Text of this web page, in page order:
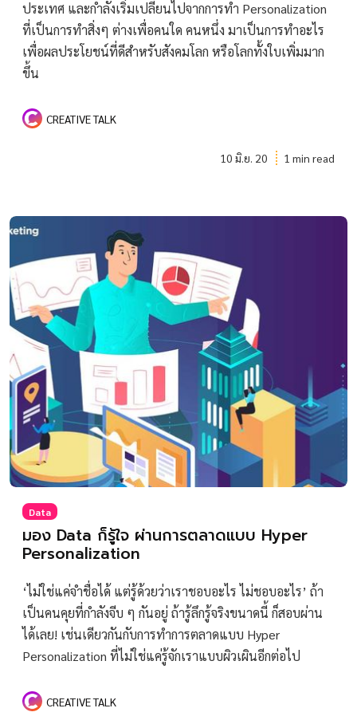
ประเทศ และกำลังเริ่มเปลี่ยนไปจากการทำ Personalization
ที่เป็นการทำสิ่งๆ ต่างเพื่อคนใด คนหนึ่ง มาเป็นการทำอะไร
เพื่อผลประโยชน์ที่ดีสำหรับสังคมโลก หรือโลกทั้งใบเพิ่มมาก
ขึ้น
CREATIVE TALK
10 มิ.ย. 20 1 min read
Data
มอง Data ก็รู้ใจ ผ่านการตลาดแบบ Hyper
Personalization
‘ไม่ใช่แค่จำชื่อได้ แต่รู้ด้วยว่าเราชอบอะไร ไม่ชอบอะไร’ ถ้า
เป็นคนคุยที่กำลังจีบ ๆ กันอยู่ ถ้ารู้ลึกรู้จริงขนาดนี้ ก็สอบผ่าน
ได้เลย! เช่นเดียวกันกับการทำการตลาดแบบ Hyper
Personalization ที่ไม่ใช่แค่รู้จักเราแบบผิวเผินอีกต่อไป
CREATIVE TALK